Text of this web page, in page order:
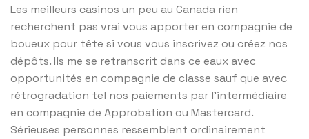
Les meilleurs casinos un peu au Canada rien
recherchent pas vrai vous apporter en compagnie de
boueux pour tête si vous vous inscrivez ou créez nos
dépôts. Ils me se retranscrit dans ce eaux avec
opportunités en compagnie de classe sauf que avec
rétrogradation tel nos paiements par l’intermédiaire
en compagnie de Approbation ou Mastercard.
Sérieuses personnes ressemblent ordinairement